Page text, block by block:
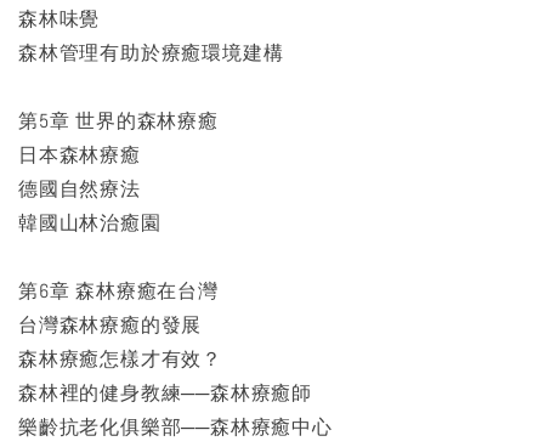
森林味覺
森林管理有助於療癒環境建構
第5章 世界的森林療癒
日本森林療癒
德國自然療法
韓國山林治癒園
第6章 森林療癒在台灣
台灣森林療癒的發展
森林療癒怎樣才有效？
森林裡的健身教練──森林療癒師
樂齡抗老化俱樂部──森林療癒中心